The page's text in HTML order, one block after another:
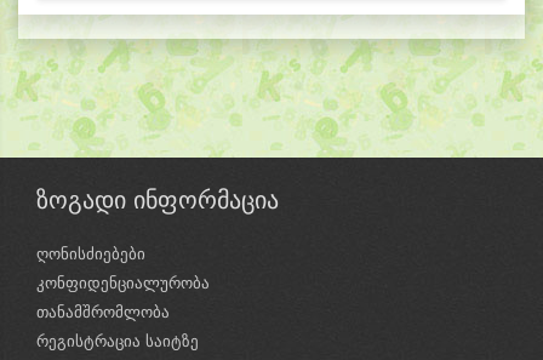
ზოგადი ინფორმაცია
ღონისძიებები
კონფიდენციალურობა
თანამშრომლობა
რეგისტრაცია საიტზე